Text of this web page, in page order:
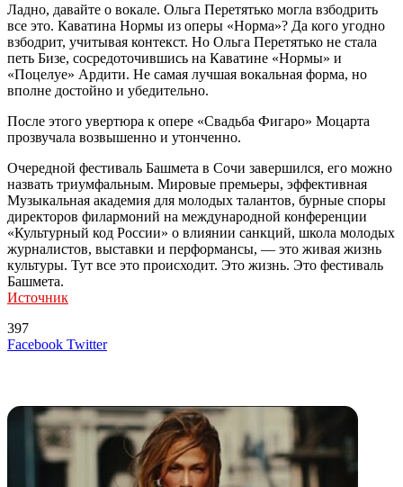
Ладно, давайте о вокале. Ольга Перетятько могла взбодрить
все это. Каватина Нормы из оперы «Норма»? Да кого угодно
взбодрит, учитывая контекст. Но Ольга Перетятько не стала
петь Бизе, сосредоточившись на Каватине «Нормы» и
«Поцелуе» Ардити. Не самая лучшая вокальная форма, но
вполне достойно и убедительно.
После этого увертюра к опере «Свадьба Фигаро» Моцарта
прозвучала возвышенно и утонченно.
Очередной фестиваль Башмета в Сочи завершился, его можно
назвать триумфальным. Мировые премьеры, эффективная
Музыкальная академия для молодых талантов, бурные споры
директоров филармоний на международной конференции
«Культурный код России» о влиянии санкций, школа молодых
журналистов, выставки и перформансы, — это живая жизнь
культуры. Тут все это происходит. Это жизнь. Это фестиваль
Башмета.
Источник
397
Facebook TwitterLinkedIn
Tumblr
Reddit
Вконтакте
Одноклассники
Skype
Messenger
Messenger
WhatsApp
Telegram
Viber
Line
Поделиться
Печатать